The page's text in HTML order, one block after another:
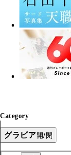
Category
グラビア開/閉